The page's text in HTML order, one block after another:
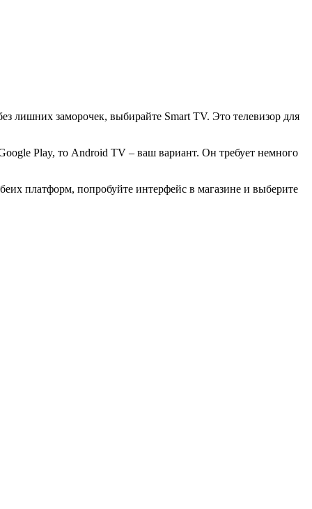
заморочек, выбирайте Smart TV. Это телевизор для
Play, то Android TV – ваш вариант. Он требует немного
платформ, попробуйте интерфейс в магазине и выберите